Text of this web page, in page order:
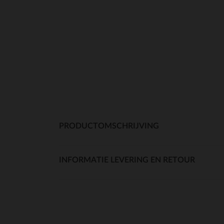
PRODUCTOMSCHRIJVING
INFORMATIE LEVERING EN RETOUR